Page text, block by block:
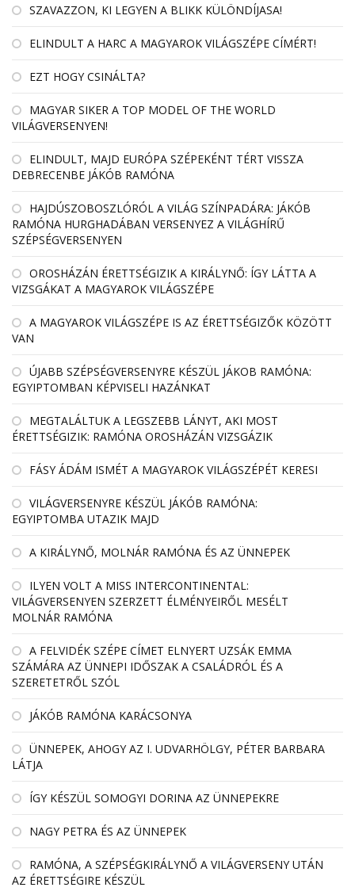
SZAVAZZON, KI LEGYEN A BLIKK KÜLÖNDÍJASA!
ELINDULT A HARC A MAGYAROK VILÁGSZÉPE CÍMÉRT!
EZT HOGY CSINÁLTA?
MAGYAR SIKER A TOP MODEL OF THE WORLD
VILÁGVERSENYEN!
ELINDULT, MAJD EURÓPA SZÉPEKÉNT TÉRT VISSZA
DEBRECENBE JÁKÓB RAMÓNA
HAJDÚSZOBOSZLÓRÓL A VILÁG SZÍNPADÁRA: JÁKÓB
RAMÓNA HURGHADÁBAN VERSENYEZ A VILÁGHÍRŰ
SZÉPSÉGVERSENYEN
OROSHÁZÁN ÉRETTSÉGIZIK A KIRÁLYNŐ: ÍGY LÁTTA A
VIZSGÁKAT A MAGYAROK VILÁGSZÉPE
A MAGYAROK VILÁGSZÉPE IS AZ ÉRETTSÉGIZŐK KÖZÖTT
VAN
ÚJABB SZÉPSÉGVERSENYRE KÉSZÜL JÁKOB RAMÓNA:
EGYIPTOMBAN KÉPVISELI HAZÁNKAT
MEGTALÁLTUK A LEGSZEBB LÁNYT, AKI MOST
ÉRETTSÉGIZIK: RAMÓNA OROSHÁZÁN VIZSGÁZIK
FÁSY ÁDÁM ISMÉT A MAGYAROK VILÁGSZÉPÉT KERESI
VILÁGVERSENYRE KÉSZÜL JÁKÓB RAMÓNA:
EGYIPTOMBA UTAZIK MAJD
A KIRÁLYNŐ, MOLNÁR RAMÓNA ÉS AZ ÜNNEPEK
ILYEN VOLT A MISS INTERCONTINENTAL:
VILÁGVERSENYEN SZERZETT ÉLMÉNYEIRŐL MESÉLT
MOLNÁR RAMÓNA
A FELVIDÉK SZÉPE CÍMET ELNYERT UZSÁK EMMA
SZÁMÁRA AZ ÜNNEPI IDŐSZAK A CSALÁDRÓL ÉS A
SZERETETRŐL SZÓL
JÁKÓB RAMÓNA KARÁCSONYA
ÜNNEPEK, AHOGY AZ I. UDVARHÖLGY, PÉTER BARBARA
LÁTJA
ÍGY KÉSZÜL SOMOGYI DORINA AZ ÜNNEPEKRE
NAGY PETRA ÉS AZ ÜNNEPEK
RAMÓNA, A SZÉPSÉGKIRÁLYNŐ A VILÁGVERSENY UTÁN
AZ ÉRETTSÉGIRE KÉSZÜL